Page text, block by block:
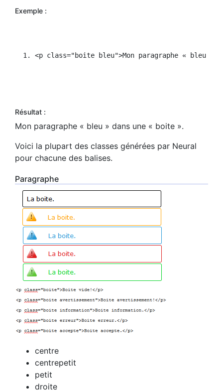
Exemple :
<p class="boite bleu">Mon paragraphe « bleu »
Résultat :
Mon paragraphe « bleu » dans une « boite ».
Voici la plupart des classes générées par Neural
pour chacune des balises.
Paragraphe
centre
centrepetit
petit
droite